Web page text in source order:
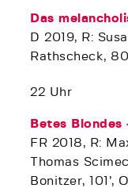
Das
D 2019, R:
Rathscheck,
22 Uhr
Betes Blondes
FR 2018, R:
Thomas
Bonitzer, 101’,